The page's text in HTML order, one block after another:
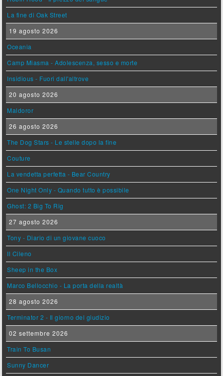
La fine di Oak Street
19 agosto 2026
Oceania
Camp Miasma - Adolescenza, sesso e morte
Insidious - Fuori dall'altrove
20 agosto 2026
Maldoror
26 agosto 2026
The Dog Stars - Le stelle dopo la fine
Couture
La vendetta perfetta - Bear Country
One Night Only - Quando tutto è possibile
Ghost: 2 Big To Rig
27 agosto 2026
Tony - Diario di un giovane cuoco
Il Cileno
Sheep in the Box
Marco Bellocchio - La porta della realtà
28 agosto 2026
Terminator 2 - Il giorno del giudizio
02 settembre 2026
Train To Busan
Sunny Dancer